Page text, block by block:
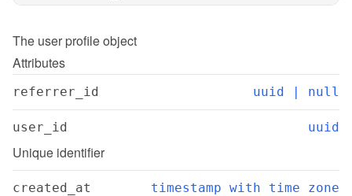
The user profile object
Attributes
referrer_id uuid | null
user_id uuid
Unique identifier
created_at timestamp with time zone